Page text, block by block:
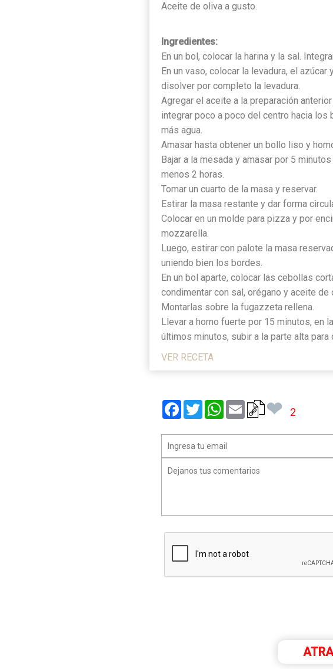
Aceite de oliva a gusto.
Ingredientes:
En un bol, colocar la harina y la sal.
En un vaso, colocar la levadura, el
disolver por completo la levadura.
Agregar el aceite a la preparación
integrar poco a poco del centro hacia los
más agua.
Amasar hasta obtener un bollo liso y
Bajar a la mesada y amasar por 5
menos 2 horas.
Tomar un cuarto de la masa y reservar.
Estirar la masa restante y dar forma
Colocar en un molde para pizza y por
mozzarella.
Luego, estirar con palote la masa
uniendo bien los bordes.
En un bol aparte, colocar las cebollas
condimentar con sal, orégano y aceite de
Montarlas sobre la fugazzeta rellena.
Llevar a horno fuerte por 15 minutos, en
últimos minutos, subir a la parte alta para
VER RECETA
Facebook
TwitterWhatsApp
Email ❤ 2